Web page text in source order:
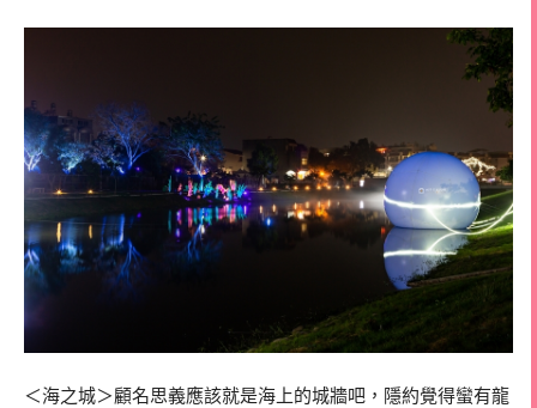
＜海之城＞顧名思義應該就是海上的城牆吧，隱約覺得蠻有龍